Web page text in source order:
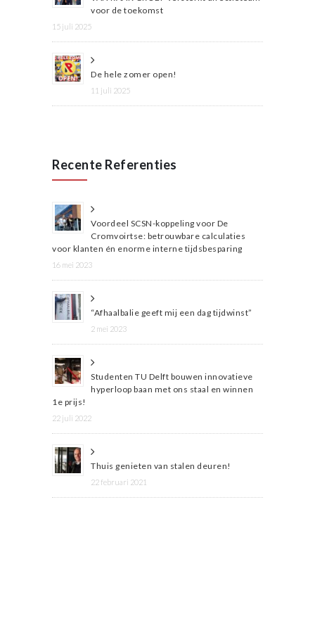
voor de toekomst
15 juli 2025
De hele zomer open!
11 juli 2025
Recente Referenties
Voordeel SCSN-koppeling voor De
Cromvoirtse: betrouwbare calculaties
voor klanten én enorme interne tijdsbesparing
16 mei 2023
“Afhaalbalie geeft mij een dag tijdwinst”
2 mei 2023
Studenten TU Delft bouwen innovatieve
hyperloop baan met ons staal en winnen
1e prijs!
22 juli 2022
Thuis genieten van stalen deuren!
22 februari 2021